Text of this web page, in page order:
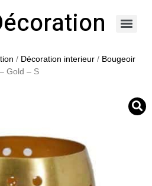
/ Décoration interieur / Bougeoir
Gold – S